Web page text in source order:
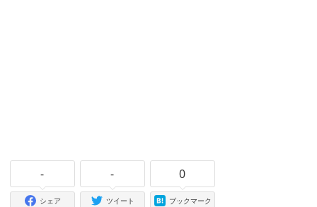
-
シェア
-
ツイート
0
ブックマーク